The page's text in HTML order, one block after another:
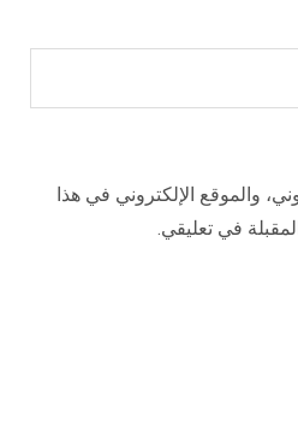
والموقع الإلكتروني في هذا
في تعليقي.